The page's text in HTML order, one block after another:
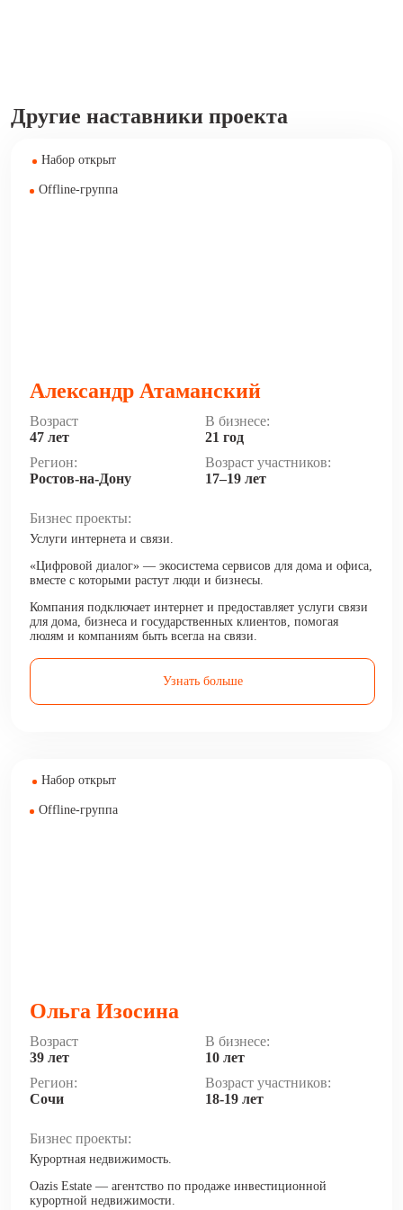
Другие наставники проекта
Набор открыт
Offline-группа
Александр Атаманский
Возраст
47 лет
В бизнесе:
21 год
Регион:
Ростов-на-Дону
Возраст участников:
17–19 лет
Бизнес проекты:
Услуги интернета и связи.
«Цифровой диалог» — экосистема сервисов для дома и офиса,
вместе с которыми растут люди и бизнесы.
Компания подключает интернет и предоставляет услуги связи
для дома, бизнеса и государственных клиентов, помогая
людям и компаниям быть всегда на связи.
Узнать больше
Набор открыт
Offline-группа
Ольга Изосина
Возраст
39 лет
В бизнесе:
10 лет
Регион:
Сочи
Возраст участников:
18-19 лет
Бизнес проекты:
Курортная недвижимость.
Oazis Estate — агентство по продаже инвестиционной
курортной недвижимости.